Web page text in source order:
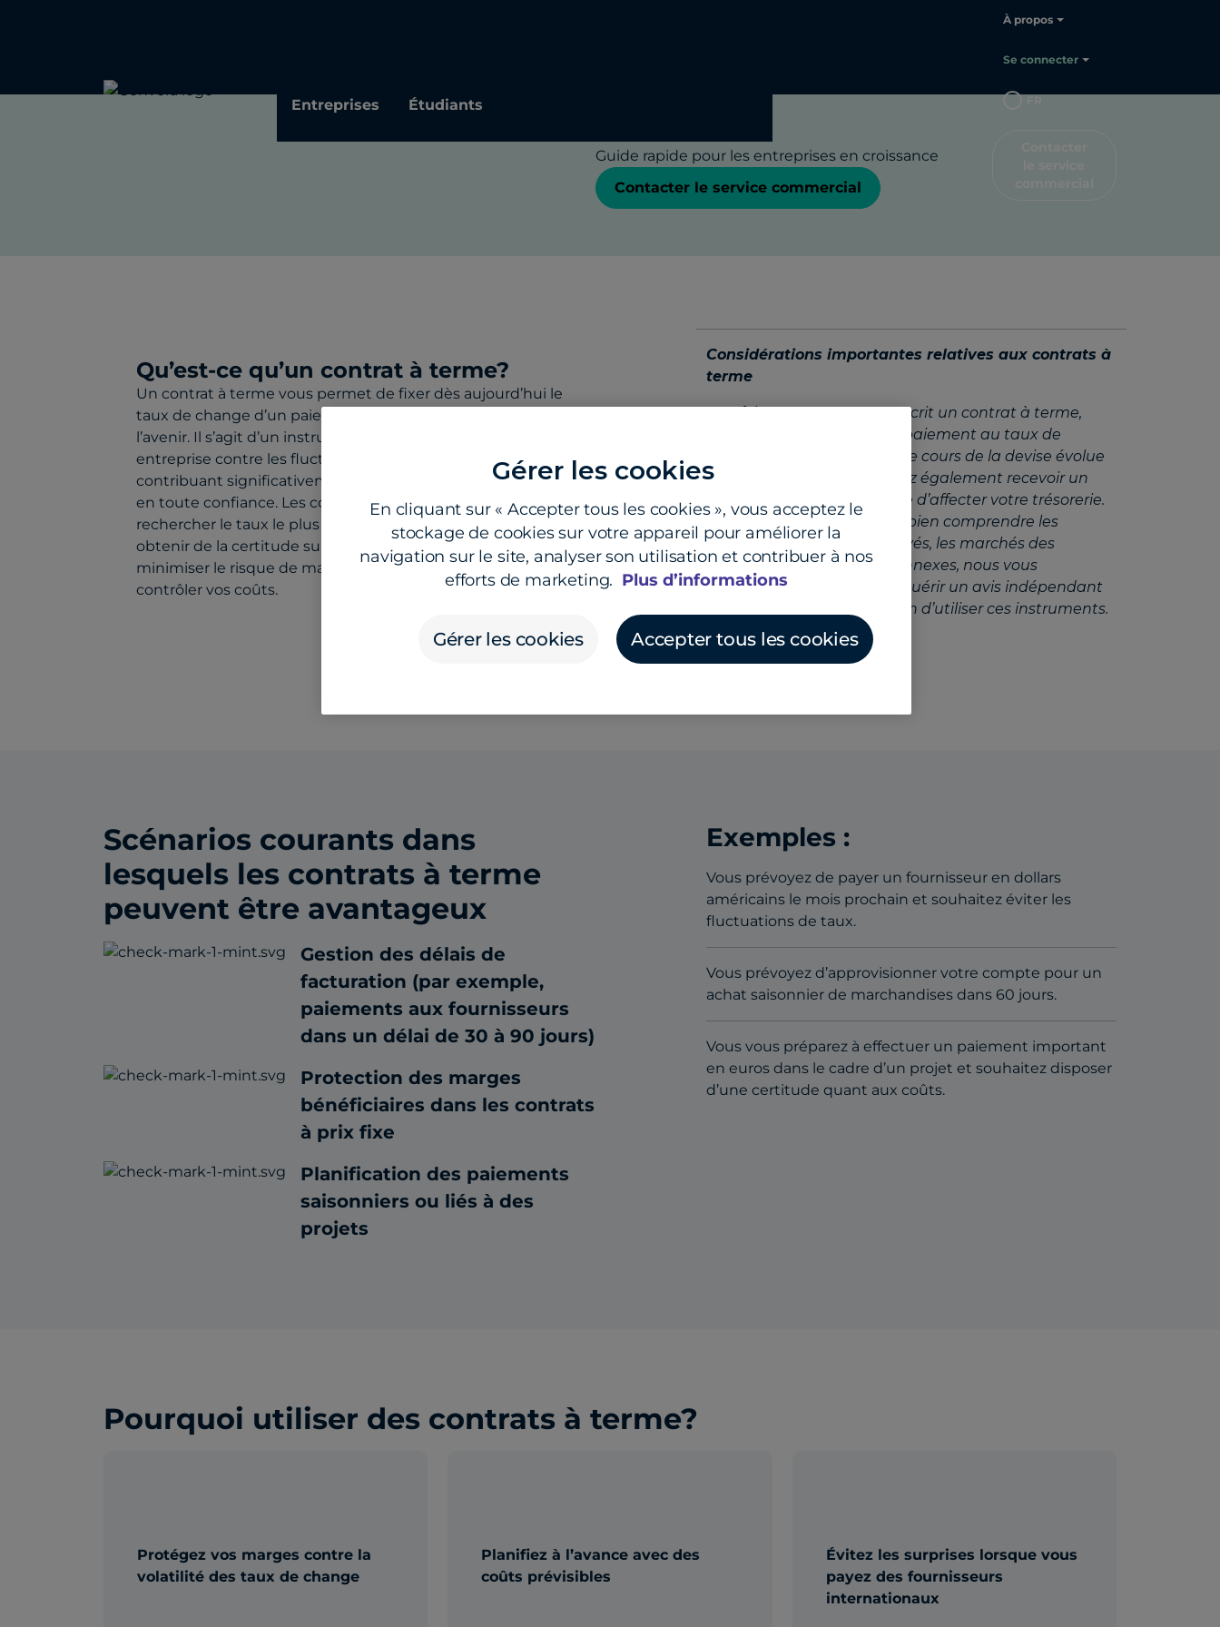
Entreprises Étudiants
À propos
Se connecter
Guide rapide pour les entreprises en croissance
Contacter le service commercial
Qu’est-ce qu’un contrat à terme?
Un contrat à terme vous permet de fixer dès aujourd’hui le
taux de change d’un paiement que vous effectuerez à
l’avenir. Il s’agit d’un instrument simple protégeant votre
entreprise contre les fluctuations monétaires et
contribuant significativement à la planification de l’avenir
en toute confiance. Les contrats à terme ne visent pas à
rechercher le taux le plus élevé ou le plus bas. Ils visent à
obtenir de la certitude sur les dépenses. Ils contribuent à
minimiser le risque de marché et vous permettent de
contrôler vos coûts.
Considérations importantes relatives aux contrats à
terme
Une fois que vous avez souscrit un contrat à terme,
vous devez effectuer votre paiement au taux de
change convenu, même si le cours de la devise évolue
en votre faveur. Vous pouvez également recevoir un
appel de marge susceptible d’affecter votre trésorerie.
Si vous n’êtes pas sûr(e) de bien comprendre les
instruments financiers dérivés, les marchés des
changes et les marchés connexes, nous vous
conseillons vivement de requérir un avis indépendant
avant de prendre la décision d’utiliser ces instruments.
Scénarios courants dans
lesquels les contrats à terme
peuvent être avantageux
Gestion des délais de
facturation (par exemple,
paiements aux fournisseurs
dans un délai de 30 à 90 jours)
Protection des marges
bénéficiaires dans les contrats
à prix fixe
Planification des paiements
saisonniers ou liés à des
projets
Exemples :
Vous prévoyez de payer un fournisseur en dollars
américains le mois prochain et souhaitez éviter les
fluctuations de taux.
Vous prévoyez d’approvisionner votre compte pour un
achat saisonnier de marchandises dans 60 jours.
Vous vous préparez à effectuer un paiement important
en euros dans le cadre d’un projet et souhaitez disposer
d’une certitude quant aux coûts.
Pourquoi utiliser des contrats à terme?
Protégez vos marges contre la
volatilité des taux de change
Planifiez à l’avance avec des
coûts prévisibles
Évitez les surprises lorsque vous
payez des fournisseurs
internationaux
Gérer les cookies
En cliquant sur « Accepter tous les cookies », vous acceptez le
stockage de cookies sur votre appareil pour améliorer la
navigation sur le site, analyser son utilisation et contribuer à nos
efforts de marketing. Plus d’informations
Gérer les cookies Accepter tous les cookies